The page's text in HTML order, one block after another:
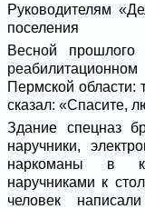
Руководителям
поселения
Весной
Пермской области:
сказал: «Спасите,
Здание спецназ
наручники,
наркоманы в
наручниками к
человек